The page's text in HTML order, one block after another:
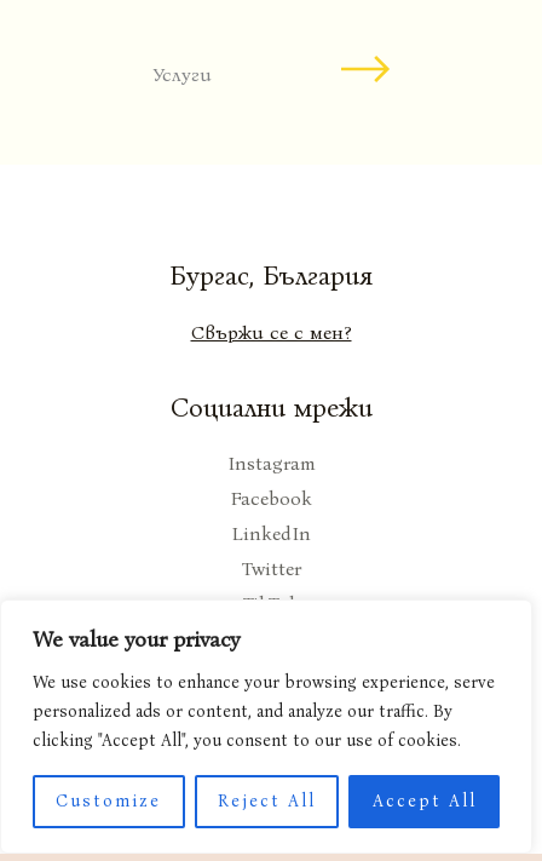
We value your privacy
We use cookies to enhance your browsing experience, serve
personalized ads or content, and analyze our traffic. By
clicking "Accept All", you consent to our use of cookies.
Customize Reject All Accept All
Услуги
Бургас, България
Свържи се с мен?
Социални мрежи
Instagram
Facebook
LinkedIn
Twitter
TikTok
Discord
Услуги
Приказката в теб
Наративна терапия
Копирайтинг и сторителинг
Индивидуални консултации